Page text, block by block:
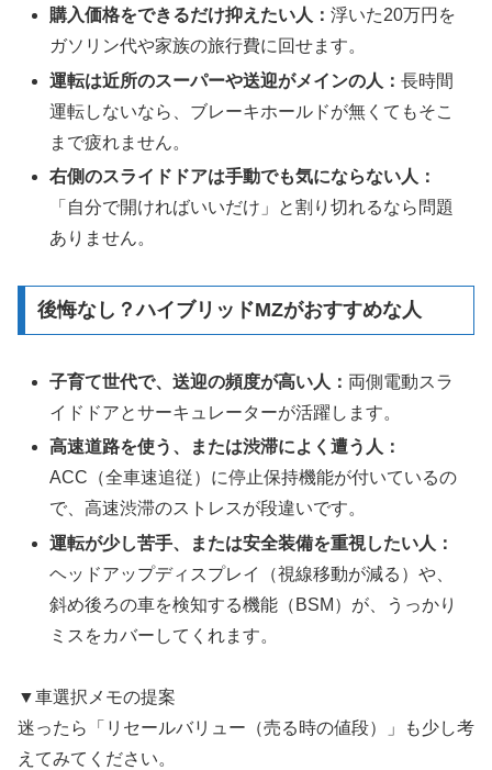
購入価格をできるだけ抑えたい人：浮いた20万円を
ガソリン代や家族の旅行費に回せます。
運転は近所のスーパーや送迎がメインの人：長時間
運転しないなら、ブレーキホールドが無くてもそこ
まで疲れません。
右側のスライドドアは手動でも気にならない人：
「自分で開ければいいだけ」と割り切れるなら問題
ありません。
後悔なし？ハイブリッドMZがおすすめな人
子育て世代で、送迎の頻度が高い人： 両側電動スラ
イドドアとサーキュレーターが活躍します。
高速道路を使う、または渋滞によく遭う人：
ACC（全車速追従）に停止保持機能が付いているの
で、高速渋滞のストレスが段違いです。
運転が少し苦手、または安全装備を重視したい人：
ヘッドアップディスプレイ（視線移動が減る）や、
斜め後ろの車を検知する機能（BSM）が、うっかり
ミスをカバーしてくれます。
▼車選択メモの提案
迷ったら「リセールバリュー（売る時の値段）」も少し考
えてみてください。